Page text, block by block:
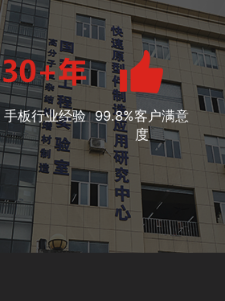
手板行业经验 99.8%客户满意
度